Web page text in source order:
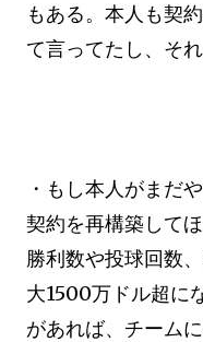
もある。本人も契
て言ってたし、そ
・もし本人がまだ
契約を再構築して
勝利数や投球回数
大1500万ドル超に
があれば、チーム